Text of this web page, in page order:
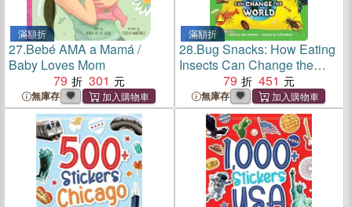
滿額折
27.Bebé AMA a Mamá /
Baby Loves Mom
79
301
無庫存
滿額折
28.Bug Snacks: How Eating
Insects Can Change the
79 451
無庫存